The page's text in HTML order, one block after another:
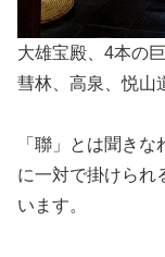
大雄宝殿、4本の
彗林、高泉、悦山
「聯」とは聞き
に一対で掛けられ
います。